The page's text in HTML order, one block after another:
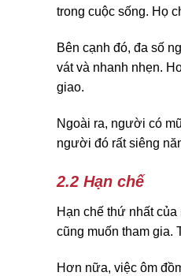
trong cuộc sống. Họ
Bên cạnh đó, đa số
vát và nhanh nhẹn.
giao.
Ngoài ra, người có
người đó rất siêng
2.2 Hạn chế
Hạn chế thứ nhất
cũng muốn tham gia.
Hơn nữa, việc ôm